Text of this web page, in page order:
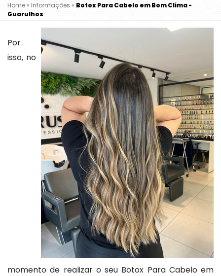
Home » Informações » Botox Para Cabelo em Bom Clima -
Guarulhos
Por
isso, no
momento de realizar o seu Botox Para Cabelo em